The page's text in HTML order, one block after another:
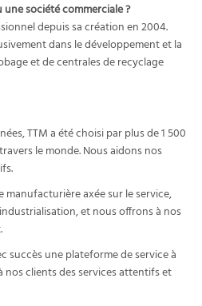
société commerciale ?
depuis sa création en 2004.
dans le développement et la
et de centrales de recyclage
TTM a été choisi par plus de 1 500
le monde. Nous aidons nos
manufacturière axée sur le service,
et nous offrons à nos
succès une plateforme de service à
clients des services attentifs et